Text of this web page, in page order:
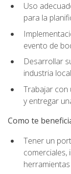
Uso
para la
evento de
Desarrollar
industria
Trabajar con
y entregar
Como te
Tener un
comerciales,